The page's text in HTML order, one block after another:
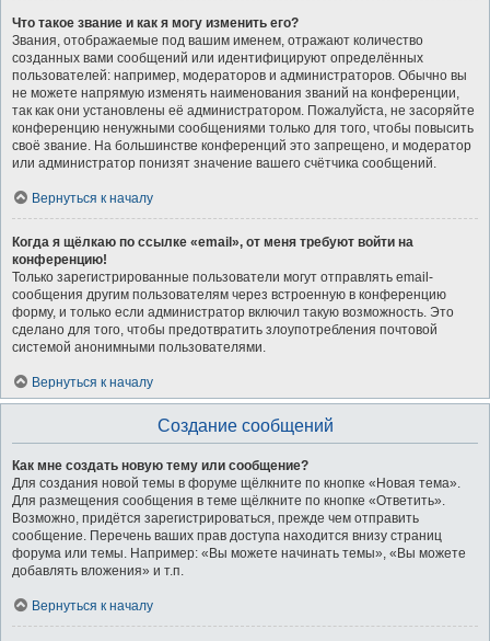
Что такое звание и как я могу изменить его?
Звания, отображаемые под вашим именем, отражают количество
созданных вами сообщений или идентифицируют определённых
пользователей: например, модераторов и администраторов. Обычно вы
не можете напрямую изменять наименования званий на конференции,
так как они установлены её администратором. Пожалуйста, не засоряйте
конференцию ненужными сообщениями только для того, чтобы повысить
своё звание. На большинстве конференций это запрещено, и модератор
или администратор понизят значение вашего счётчика сообщений.
Вернуться к началу
Когда я щёлкаю по ссылке «email», от меня требуют войти на
конференцию!
Только зарегистрированные пользователи могут отправлять email-
сообщения другим пользователям через встроенную в конференцию
форму, и только если администратор включил такую возможность. Это
сделано для того, чтобы предотвратить злоупотребления почтовой
системой анонимными пользователями.
Вернуться к началу
Создание сообщений
Как мне создать новую тему или сообщение?
Для создания новой темы в форуме щёлкните по кнопке «Новая тема».
Для размещения сообщения в теме щёлкните по кнопке «Ответить».
Возможно, придётся зарегистрироваться, прежде чем отправить
сообщение. Перечень ваших прав доступа находится внизу страниц
форума или темы. Например: «Вы можете начинать темы», «Вы можете
добавлять вложения» и т.п.
Вернуться к началу